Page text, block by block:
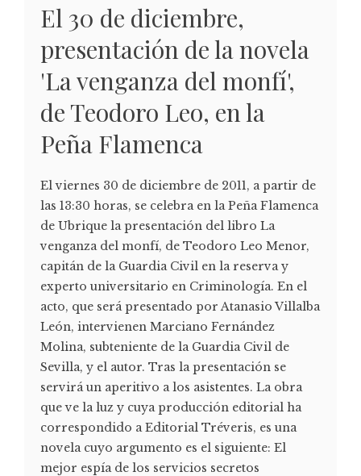
El 30 de diciembre,
presentación de la novela
'La venganza del monfí',
de Teodoro Leo, en la
Peña Flamenca
El viernes 30 de diciembre de 2011, a partir de
las 13:30 horas, se celebra en la Peña Flamenca
de Ubrique la presentación del libro La
venganza del monfí, de Teodoro Leo Menor,
capitán de la Guardia Civil en la reserva y
experto universitario en Criminología. En el
acto, que será presentado por Atanasio Villalba
León, intervienen Marciano Fernández
Molina, subteniente de la Guardia Civil de
Sevilla, y el autor. Tras la presentación se
servirá un aperitivo a los asistentes. La obra
que ve la luz y cuya producción editorial ha
correspondido a Editorial Tréveris, es una
novela cuyo argumento es el siguiente: El
mejor espía de los servicios secretos